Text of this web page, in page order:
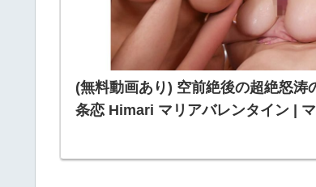
(無料動画あり) 空前絶後の超絶怒
条恋 Himari マリアバレンタイン |